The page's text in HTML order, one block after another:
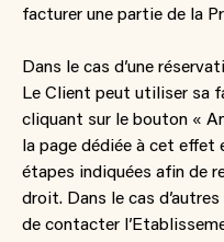
facturer une partie de la
Dans le cas d’une
Le Client peut utiliser sa
cliquant sur le bouton «
la page dédiée à cet
étapes indiquées afin de
droit. Dans le cas
de contacter